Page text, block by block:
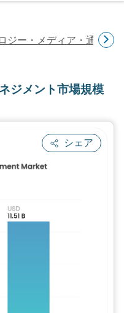
ジー・メディア・通信研
ジメント市場規模
シェア